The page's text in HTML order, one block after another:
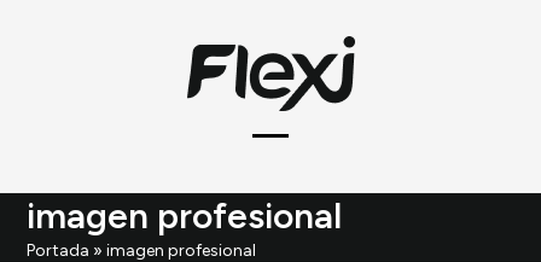
mobile
menu
mobile
menu
imagen profesional
Portada »imagen profesional